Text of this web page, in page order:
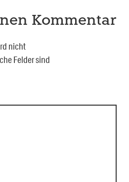
Kommentar
nicht
Felder sind